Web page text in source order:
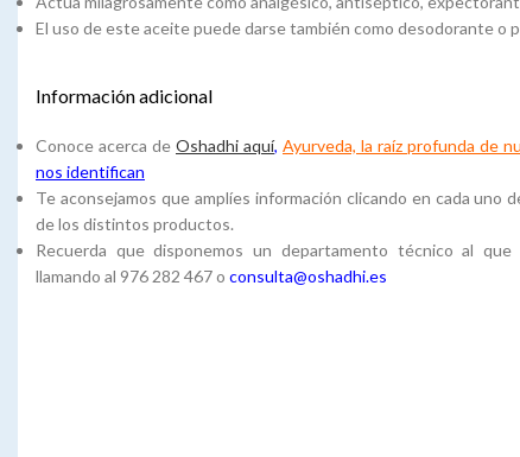
El uso de este aceite puede darse también como desodorante o
Información adicional
Conoce acerca de Oshadhi aquí, Ayurveda, la raíz profunda de
nos identifican
Te aconsejamos que amplíes información clicando en cada uno
de los distintos productos.
Recuerda que disponemos un departamento técnico al
llamando al 976 282 467 o consulta@oshadhi.es